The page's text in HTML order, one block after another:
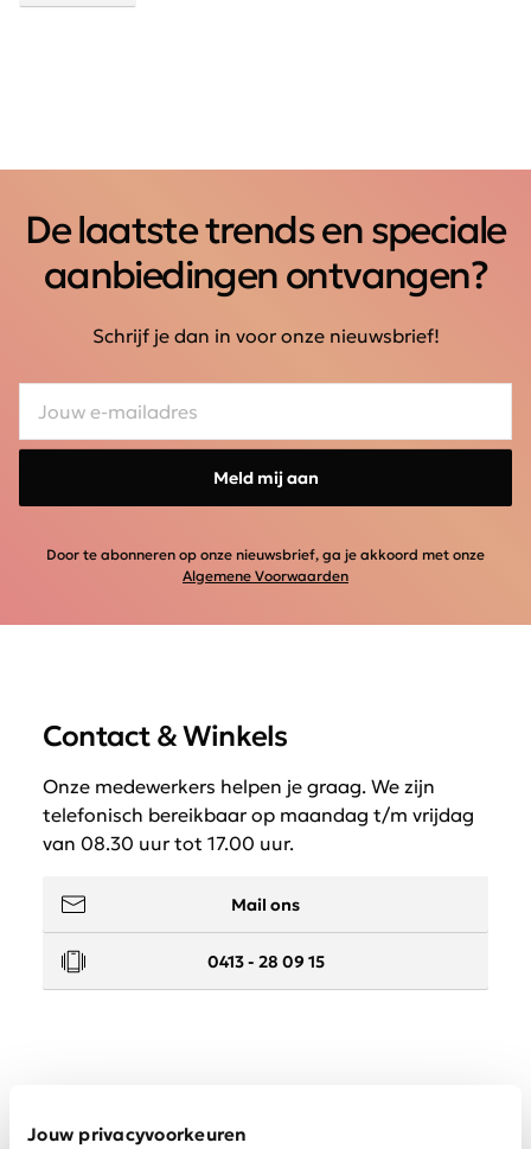
Jouw privacyvoorkeuren
De laatste trends en speciale
aanbiedingen ontvangen?
Schrijf je dan in voor onze nieuwsbrief!
Meld mij aan
Door te abonneren op onze nieuwsbrief, ga je akkoord met onze
Algemene Voorwaarden
Contact & Winkels
Onze medewerkers helpen je graag. We zijn
telefonisch bereikbaar op maandag t/m vrijdag
van 08.30 uur tot 17.00 uur.
Mail ons
0413 - 28 09 15